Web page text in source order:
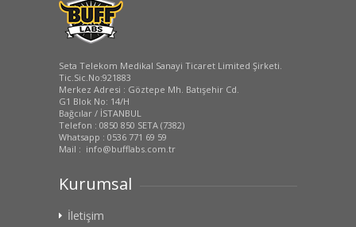
Seta Telekom Medikal Sanayi Ticaret Limited Şirketi.
Tic.Sic.No:921883
Merkez Adresi : Göztepe Mh. Batışehir Cd.
G1 Blok No: 14/H
Bağcılar / İSTANBUL
Telefon : 0850 850 SETA (7382)
Whatsapp : 0536 771 69 59
Mail : info@bufflabs.com.tr
Kurumsal
İletişim